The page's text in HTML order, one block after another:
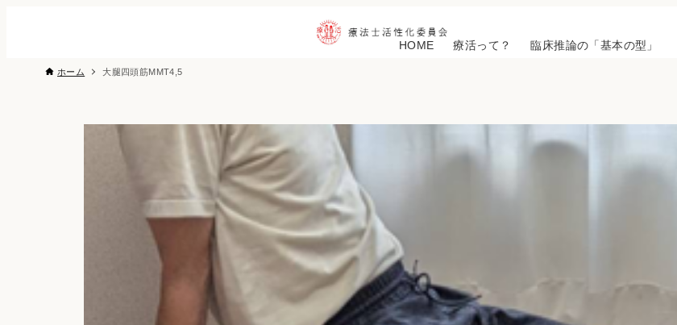
HOME 療活って？ 臨床推論の「基本の型」
ホーム 大腿四頭筋MMT4,5